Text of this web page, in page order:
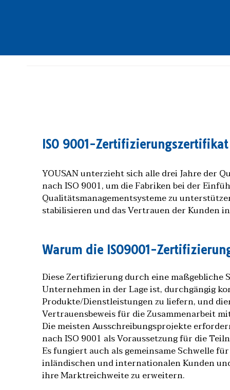
ISO 9001-Zertifizierungszertifikat
YOUSAN unterzieht sich alle drei Jahre der
nach ISO 9001, um die Fabriken bei der
Qualitätsmanagementsysteme zu
stabilisieren und das Vertrauen der Kunden
Warum die ISO9001-
Diese Zertifizierung durch eine maßgebliche
Unternehmen in der Lage ist, durchgängig
Produkte/Dienstleistungen zu liefern, und
Vertrauensbeweis für die Zusammenarbeit
Die meisten Ausschreibungsprojekte
nach ISO 9001 als Voraussetzung für die
Es fungiert auch als gemeinsame Schwelle
inländischen und internationalen Kunden
ihre Marktreichweite zu erweitern.